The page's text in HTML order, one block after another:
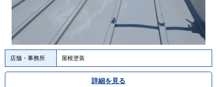
店舗・事務所 屋根塗装
詳細を見る